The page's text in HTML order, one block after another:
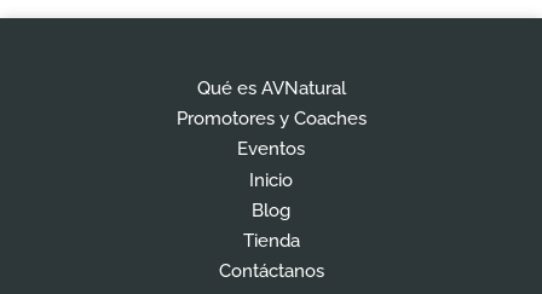
Qué es AVNatural
Promotores y Coaches
Eventos
Inicio
Blog
Tienda
Contáctanos